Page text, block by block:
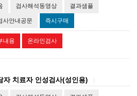
검사해석동영상 결과샘플
사안내공문 즉시구매
내용 온라인검사
자 치료자 인성검사(성인용)